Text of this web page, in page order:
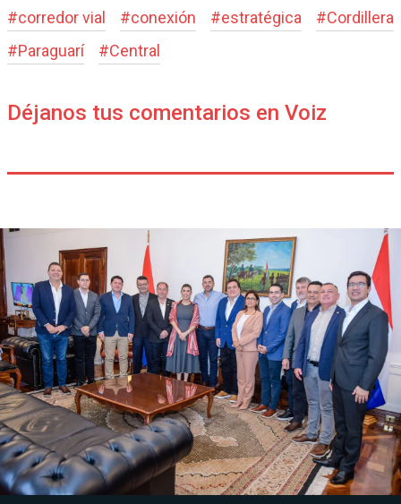
#corredor vial #conexión #estratégica #Cordillera
#Paraguarí #Central
Déjanos tus comentarios en Voiz